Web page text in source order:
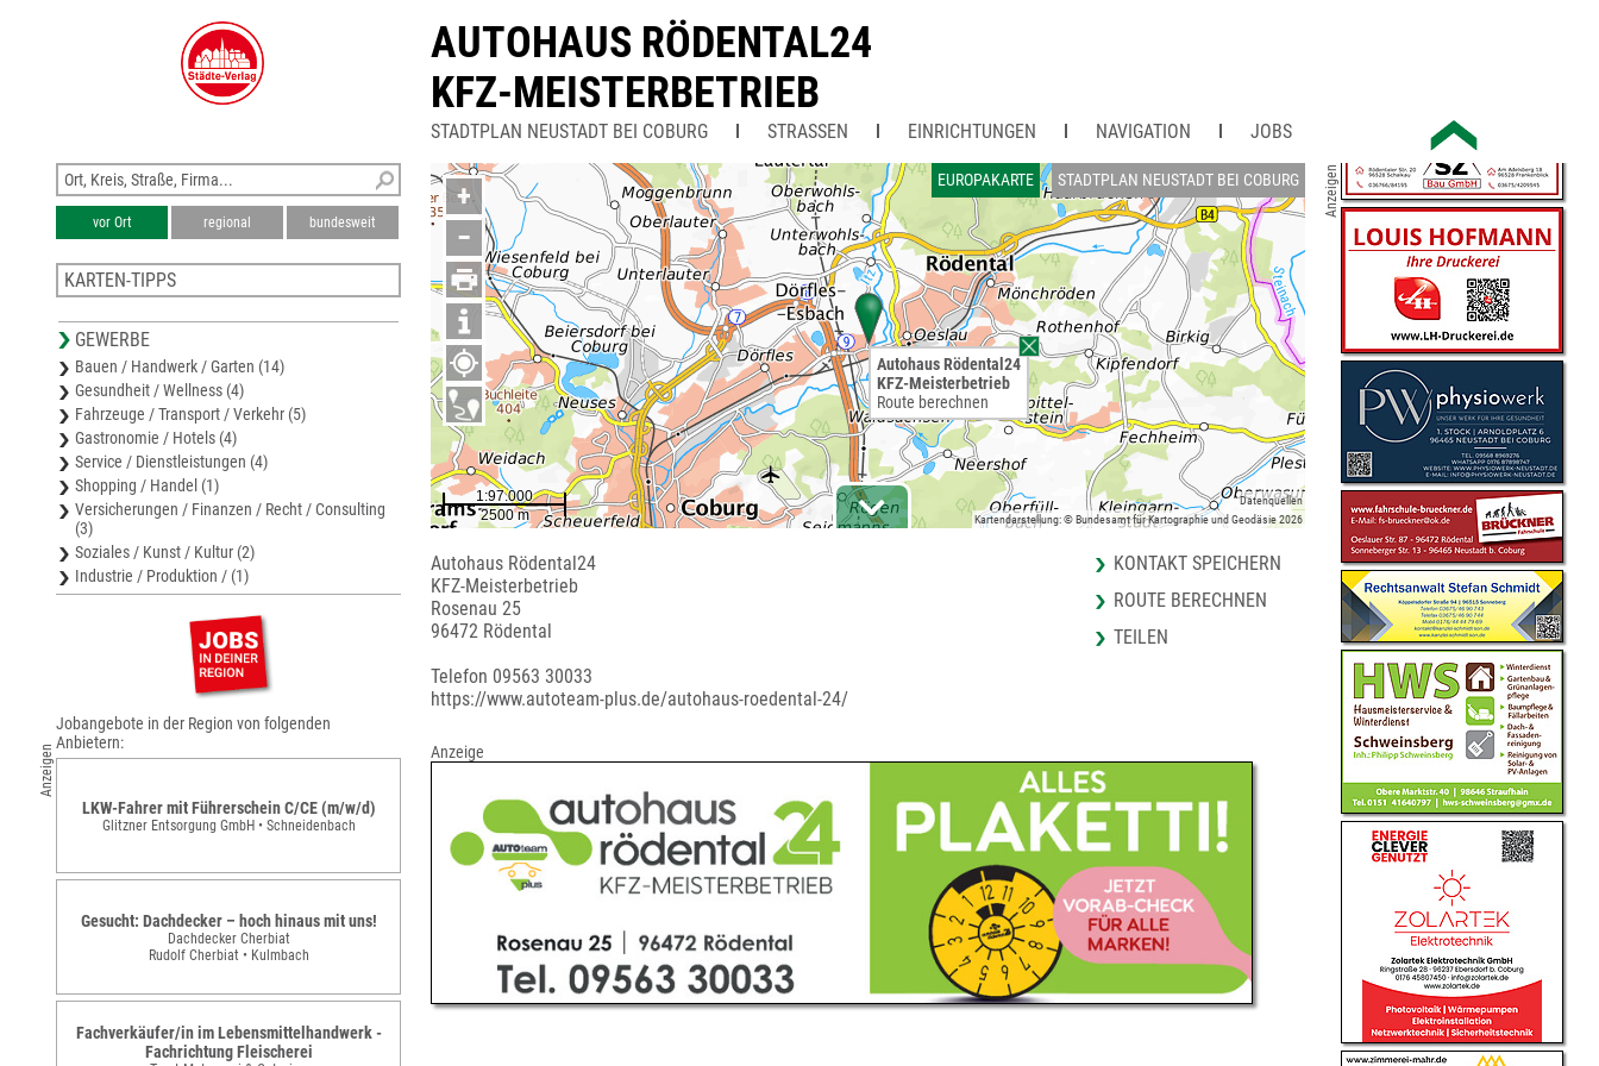
AUTOHAUS RÖDENTAL24
KFZ-MEISTERBETRIEB
STADTPLAN NEUSTADT BEI COBURG STRASSEN EINRICHTUNGEN NAVIGATION JOBS
EUROPAKARTE STADTPLAN NEUSTADT BEI COBURG
+
−
Kartendarstellung: © Bundesamt für Kartographie und Geodäsie 2026
Datenquellen
Autohaus Rödental24
KFZ-Meisterbetrieb
Route berechnen
Autohaus Rödental24
KFZ-Meisterbetrieb
Rosenau 25
96472 Rödental
Telefon 09563 30033
https://www.autoteam-plus.de/autohaus-roedental-24/
KONTAKT SPEICHERN
ROUTE BERECHNEN
TEILEN
Anzeige
vor Ort regional bundesweit
KARTEN-TIPPS
Karte Coburg
Stadtplan Lichtenfels
Karte Lichtenfels
Stadtplan Sonneberg
GEWERBE
Bauen / Handwerk / Garten (14)
Gesundheit / Wellness (4)
Fahrzeuge / Transport / Verkehr (5)
Gastronomie / Hotels (4)
Service / Dienstleistungen (4)
Shopping / Handel (1)
Versicherungen / Finanzen / Recht / Consulting
(3)
Soziales / Kunst / Kultur (2)
Industrie / Produktion / (1)
Anzeigen
Jobangebote in der Region von folgenden
Anbietern:
LKW-Fahrer mit Führerschein C/CE (m/w/d)
Glitzner Entsorgung GmbH • Schneidenbach
Gesucht: Dachdecker – hoch hinaus mit uns!
Dachdecker Cherbiat
Rudolf Cherbiat • Kulmbach
Fachverkäufer/in im Lebensmittelhandwerk -
Fachrichtung Fleischerei
Anzeigen